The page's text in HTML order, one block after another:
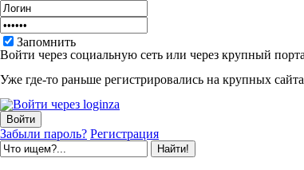
Запомнить
Войти через социальную сеть или через крупный
Уже где-то раньше регистрировались на крупных
Забыли пароль? Регистрация